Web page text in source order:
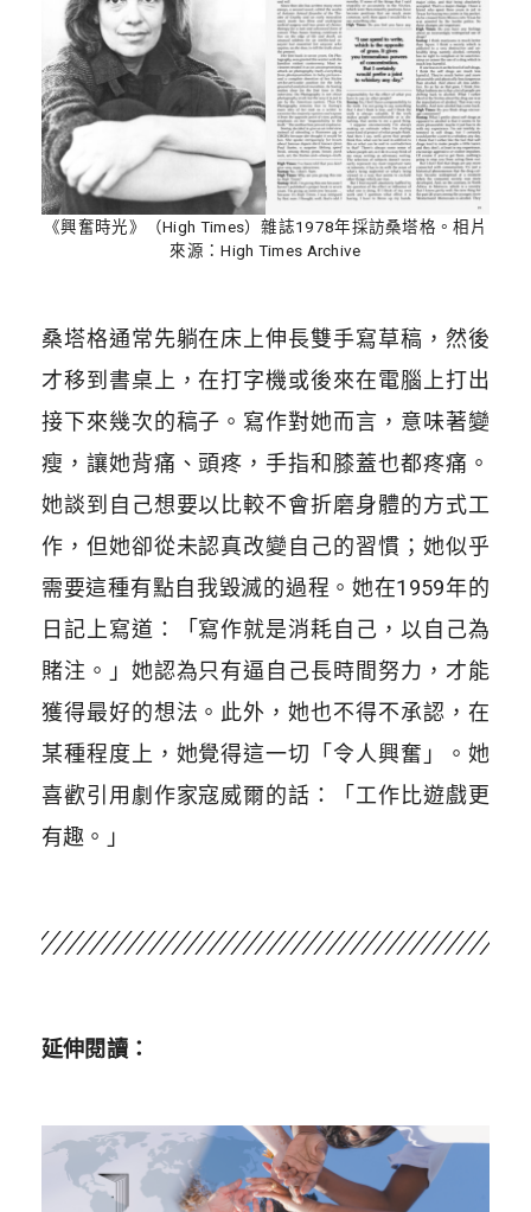
《興奮時光》（High Times）雜誌1978年採訪桑塔格。相片
來源：High Times Archive
桑塔格通常先躺在床上伸長雙手寫草稿，然後
才移到書桌上，在打字機或後來在電腦上打出
接下來幾次的稿子。寫作對她而言，意味著變
瘦，讓她背痛、頭疼，手指和膝蓋也都疼痛。
她談到自己想要以比較不會折磨身體的方式工
作，但她卻從未認真改變自己的習慣；她似乎
需要這種有點自我毀滅的過程。她在1959年的
日記上寫道：「寫作就是消耗自己，以自己為
賭注。」她認為只有逼自己長時間努力，才能
獲得最好的想法。此外，她也不得不承認，在
某種程度上，她覺得這一切「令人興奮」。她
喜歡引用劇作家寇威爾的話：「工作比遊戲更
有趣。」
延伸閱讀：